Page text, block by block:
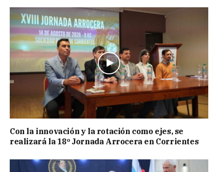
Con la innovación y la rotación como ejes, se
realizará la 18º Jornada Arrocera en Corrientes